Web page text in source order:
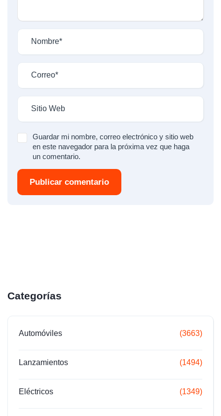
Guardar mi nombre, correo electrónico y sitio web
en este navegador para la próxima vez que haga
un comentario.
Publicar comentario
Categorías
Automóviles (3663)
Lanzamientos (1494)
Eléctricos (1349)